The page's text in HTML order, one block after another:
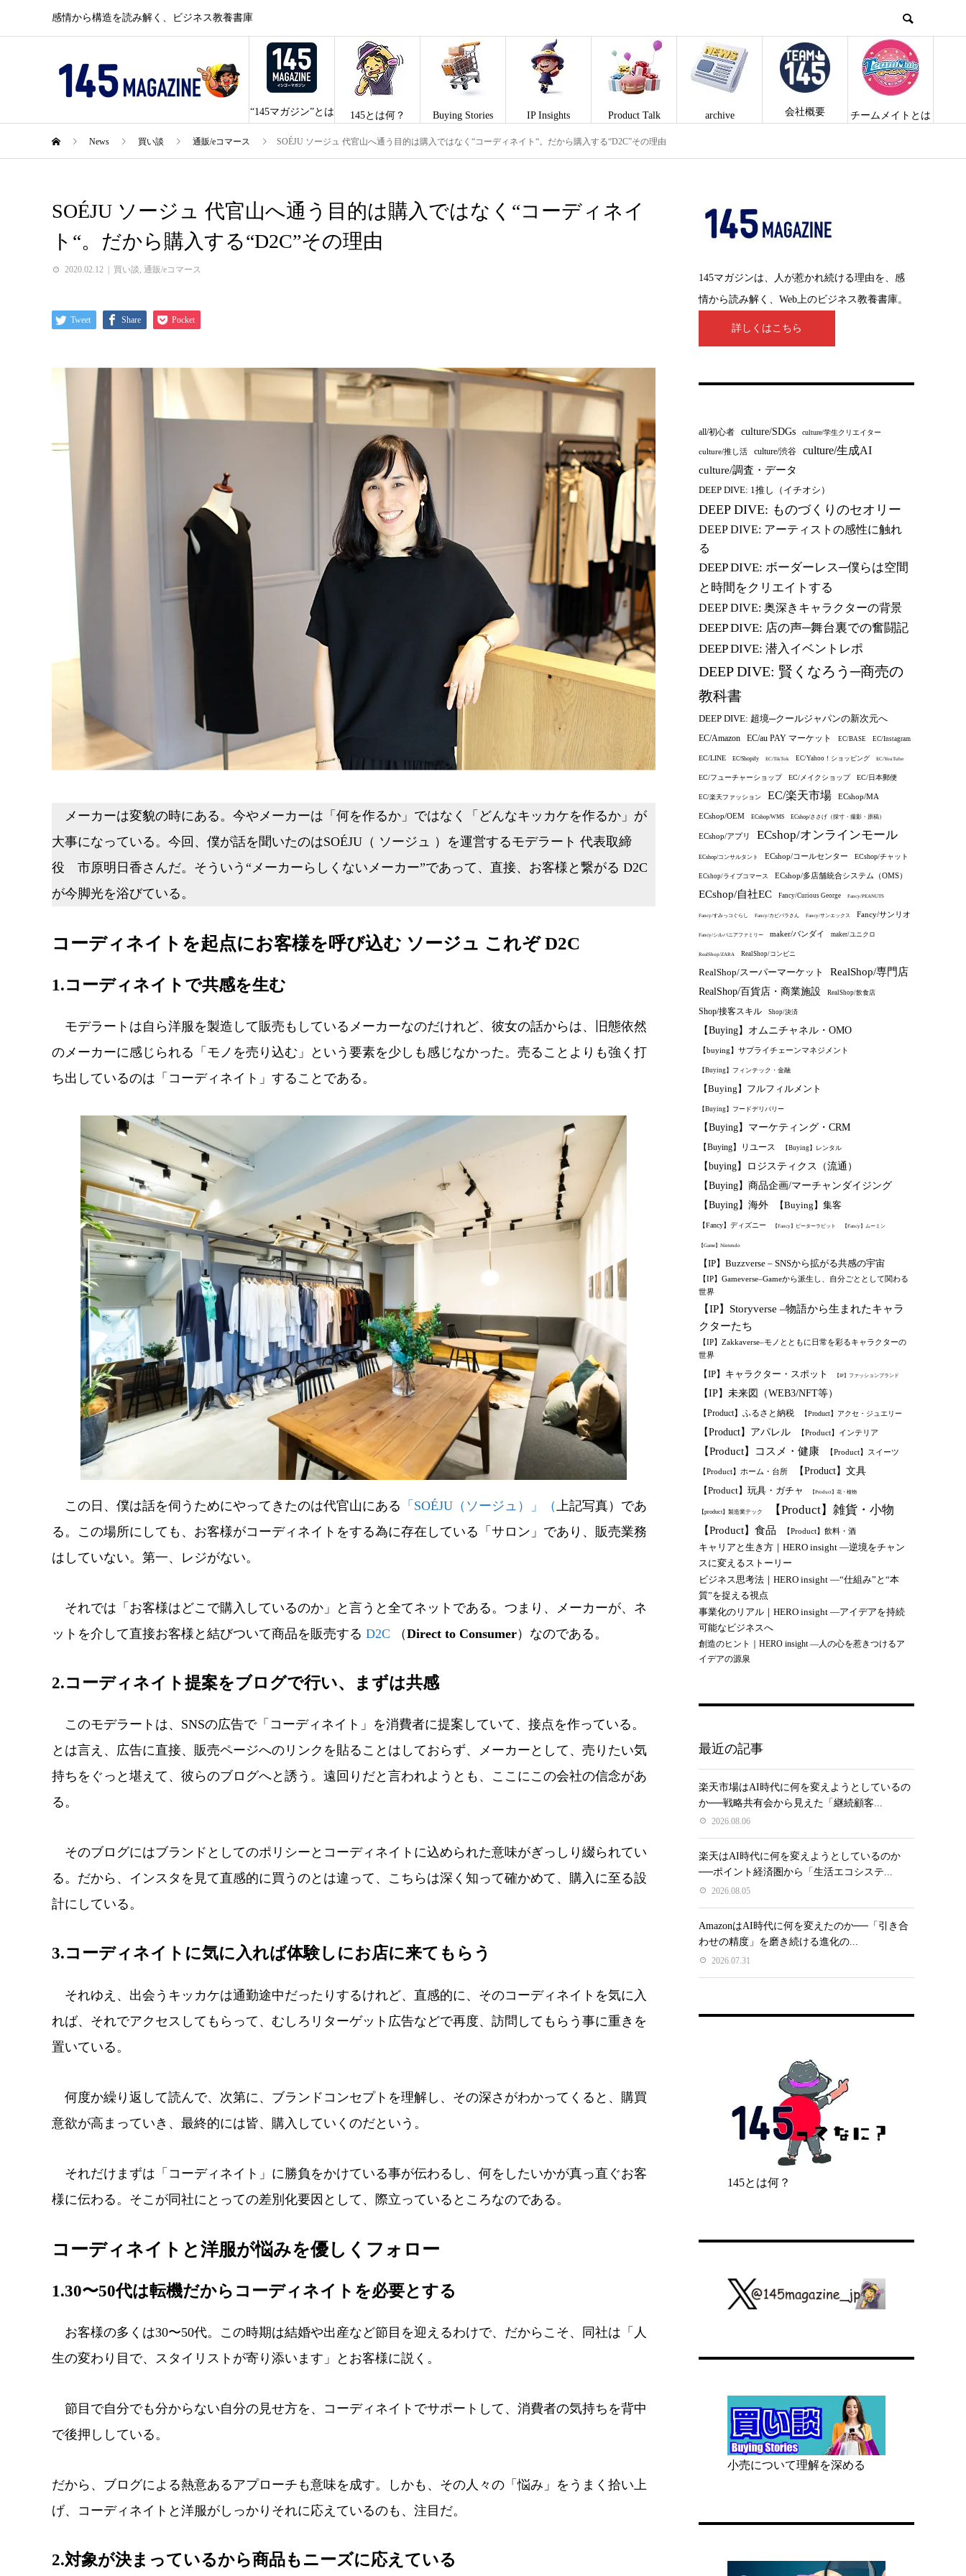
感情から構造を読み解く、ビジネス教養書庫
“145マガジン”とは 145とは何？ Buying Stories IP Insights Product Talk archive 会社概要 チームメイトとは
News 買い談 通販/eコマース SOÉJU ソージュ 代官山へ通う目的は購入ではなく“コーディネイト“。だから購入する“D2C”その理由
SOÉJU ソージュ 代官山へ通う目的は購入ではなく“コーディネイ
ト“。だから購入する“D2C”その理由
2020.02.12 買い談, 通販/eコマース
Tweet Share Pocket
メーカーは変貌の時にある。今やメーカーは「何を作るか」ではなく「どんなキッカケを作るか」が
大事になっている。今回、僕が話を聞いたのはSOÉJU（ ソージュ ）を運営するモデラート 代表取締
役 市原明日香さんだ。そういう“メーカーらしくないメーカー”であって、直接、お客様と繋がる D2C
が今脚光を浴びている。
コーディネイトを起点にお客様を呼び込む ソージュ これぞ D2C
1.コーディネイトで共感を生む
モデラートは自ら洋服を製造して販売もしているメーカーなのだけれど、彼女の話からは、旧態依然
のメーカーに感じられる「モノを売り込む」という要素を少しも感じなかった。売ることよりも強く打
ち出しているのは「コーディネイト」することである。
この日、僕は話を伺うためにやってきたのは代官山にある 「SOÉJU（ソージュ）」（上記写真）であ
る。この場所にしても、お客様がコーディネイトをする為に存在している「サロン」であり、販売業務
はしていない。第一、レジがない。
それでは「お客様はどこで購入しているのか」と言うと全てネットである。つまり、メーカーが、ネ
ットを介して直接お客様と結びついて商品を販売する D2C （Direct to Consumer）なのである。
2.コーディネイト提案をブログで行い、まずは共感
このモデラートは、SNSの広告で「コーディネイト」を消費者に提案していて、接点を作っている。
とは言え、広告に直接、販売ページへのリンクを貼ることはしておらず、メーカーとして、売りたい気
持ちをぐっと堪えて、彼らのブログへと誘う。遠回りだと言われようとも、ここにこの会社の信念があ
る。
そのブログにはブランドとしてのポリシーとコーディネイトに込められた意味がぎっしり綴られてい
る。だから、インスタを見て直感的に買うのとは違って、こちらは深く知って確かめて、購入に至る設
計にしている。
3.コーディネイトに気に入れば体験しにお店に来てもらう
それゆえ、出会うキッカケは通勤途中だったりするけれど、直感的に、そのコーディネイトを気に入
れば、それでアクセスしてもらって、むしろリターゲット広告などで再度、訪問してもらう事に重きを
置いている。
何度か繰り返して読んで、次第に、ブランドコンセプトを理解し、その深さがわかってくると、購買
意欲が高まっていき、最終的には皆、購入していくのだという。
それだけまずは「コーディネイト」に勝負をかけている事が伝わるし、何をしたいかが真っ直ぐお客
様に伝わる。そこが同社にとっての差別化要因として、際立っているところなのである。
コーディネイトと洋服が悩みを優しくフォロー
1.30〜50代は転機だからコーディネイトを必要とする
お客様の多くは30〜50代。この時期は結婚や出産など節目を迎えるわけで、だからこそ、同社は「人
生の変わり目で、スタイリストが寄り添います」とお客様に説く。
節目で自分でも分からない自分の見せ方を、コーディネイトでサポートして、消費者の気持ちを背中
で後押ししている。
だから、ブログによる熱意あるアプローチも意味を成す。しかも、その人々の「悩み」をうまく拾い上
げ、コーディネイトと洋服がしっかりそれに応えているのも、注目だ。
2.対象が決まっているから商品もニーズに応えている
145マガジンは、人が惹かれ続ける理由を、感
情から読み解く、Web上のビジネス教養書庫。
詳しくはこちら
all/初心者 culture/SDGs culture/学生クリエイター
culture/推し活 culture/渋谷 culture/生成AI
culture/調査・データ
DEEP DIVE: 1推し（イチオシ）
DEEP DIVE: ものづくりのセオリー
DEEP DIVE: アーティストの感性に触れ
る
DEEP DIVE: ボーダーレス─僕らは空間
と時間をクリエイトする
DEEP DIVE: 奥深きキャラクターの背景
DEEP DIVE: 店の声─舞台裏での奮闘記
DEEP DIVE: 潜入イベントレポ
DEEP DIVE: 賢くなろう─商売の
教科書
DEEP DIVE: 超境─クールジャパンの新次元へ
EC/Amazon EC/au PAY マーケット EC/BASE EC/Instagram
EC/LINE EC/Shopify EC/TikTok EC/Yahoo！ショッピング EC/YouTube
EC/フューチャーショップ EC/メイクショップ EC/日本郵便
EC/楽天ファッション EC/楽天市場 ECshop/MA
ECshop/OEM ECshop/WMS ECshop/ささげ（採寸・撮影・原稿）
ECshop/アプリ ECshop/オンラインモール
ECshop/コンサルタント ECshop/コールセンター ECshop/チャット
ECshop/ライブコマース ECshop/多店舗統合システム（OMS）
ECshop/自社EC Fancy/Curious George Fancy/PEANUTS
Fancy/すみっコぐらし Fancy/カピバラさん Fancy/サンエックス Fancy/サンリオ
Fancy/シルバニアファミリー maker/バンダイ maker/ユニクロ
RealShop/ZARA RealShop/コンビニ
RealShop/スーパーマーケット RealShop/専門店
RealShop/百貨店・商業施設 RealShop/飲食店
Shop/接客スキル Shop/決済
【Buying】オムニチャネル・OMO
【buying】サプライチェーンマネジメント
【Buying】フィンテック・金融
【Buying】フルフィルメント
【Buying】フードデリバリー
【Buying】マーケティング・CRM
【Buying】リユース 【Buying】レンタル
【buying】ロジスティクス（流通）
【Buying】商品企画/マーチャンダイジング
【Buying】海外
【Buying】集客
【Fancy】ディズニー 【Fancy】ピーターラビット 【Fancy】ムーミン
【Game】Nintendo
【IP】Buzzverse – SNSから拡がる共感の宇宙
【IP】Gameverse–Gameから派生し、自分ごととして関わる
世界
【IP】Storyverse –物語から生まれたキャラ
クターたち
【IP】Zakkaverse–モノとともに日常を彩るキャラクターの
世界
【IP】キャラクター・スポット 【IP】ファッションブランド
【IP】未来図（WEB3/NFT等）
【Product】ふるさと納税 【Product】アクセ・ジュエリー
【Product】アパレル 【Product】インテリア
【Product】コスメ・健康 【Product】スイーツ
【Product】ホーム・台所 【Product】文具
【Product】玩具・ガチャ 【Product】花・植物
【product】製造業テック 【Product】雑貨・小物
【Product】食品 【Product】飲料・酒
キャリアと生き方｜HERO insight —逆境をチャン
スに変えるストーリー
ビジネス思考法｜HERO insight —“仕組み”と“本
質”を捉える視点
事業化のリアル｜HERO insight —アイデアを持続
可能なビジネスへ
創造のヒント｜HERO insight —人の心を惹きつけるア
イデアの源泉
最近の記事
楽天市場はAI時代に何を変えようとしているの
か──戦略共有会から見えた「継続顧客...
2026.08.06
楽天はAI時代に何を変えようとしているのか
──ポイント経済圏から「生活エコシステ...
2026.08.05
AmazonはAI時代に何を変えたのか──「引き合
わせの精度」を磨き続ける進化の...
2026.07.31
145とは何？
小売について理解を深める